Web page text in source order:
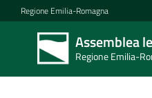
Vai al contenuto
Vai alla navigazione
Vai al footer
Regione Emilia-Romagna
Assemblea
Regione Emilia-
Assemblea
legislativa
Regione Emilia-